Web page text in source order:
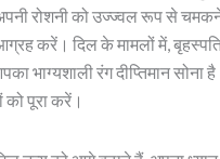
रोशनी को उज्ज्वल रूप से
करें। दिल के मामलों में,
रंग दीप्तिमान सोना
पूरा करें।